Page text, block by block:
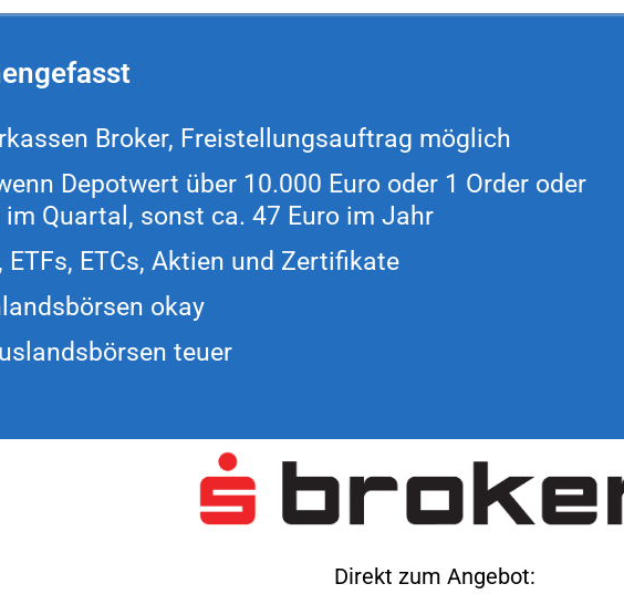
Broker, Freistellungsauftrag möglich
Depotwert über 10.000 Euro oder 1 Order oder
Quartal, sonst ca. 47 Euro im Jahr
ETCs, Aktien und Zertifikate
okay
teuer
Direkt zum Angebot: